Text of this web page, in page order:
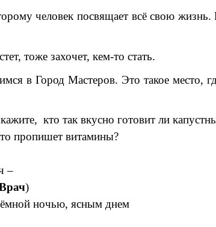
человек посвящает всё свою
тоже захочет, кем-то стать.
в Город Мастеров. Это такое место,
кто так вкусно готовит ли
пропишет витамины?
–
)
ночью, ясным днем